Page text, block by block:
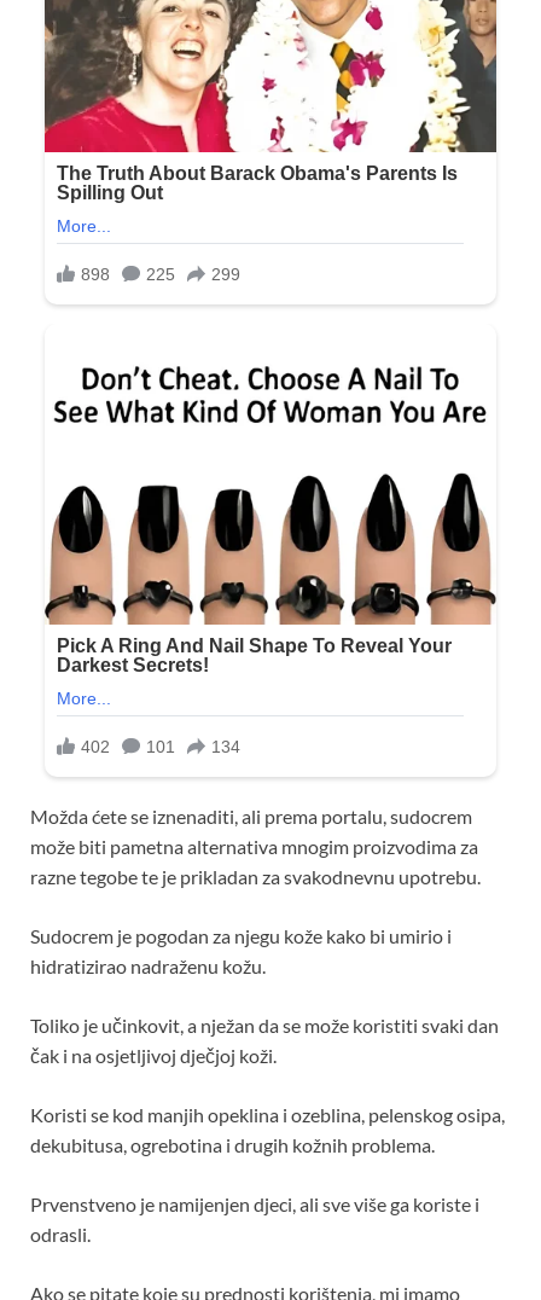
Možda ćete se iznenaditi, ali prema portalu, sudocrem
može biti pametna alternativa mnogim proizvodima za
razne tegobe te je prikladan za svakodnevnu upotrebu.
Sudocrem je pogodan za njegu kože kako bi umirio i
hidratizirao nadraženu kožu.
Toliko je učinkovit, a nježan da se može koristiti svaki dan
čak i na osjetljivoj dječjoj koži.
Koristi se kod manjih opeklina i ozeblina, pelenskog osipa,
dekubitusa, ogrebotina i drugih kožnih problema.
Prvenstveno je namijenjen djeci, ali sve više ga koriste i
odrasli.
Ako se pitate koje su prednosti korištenja, mi imamo